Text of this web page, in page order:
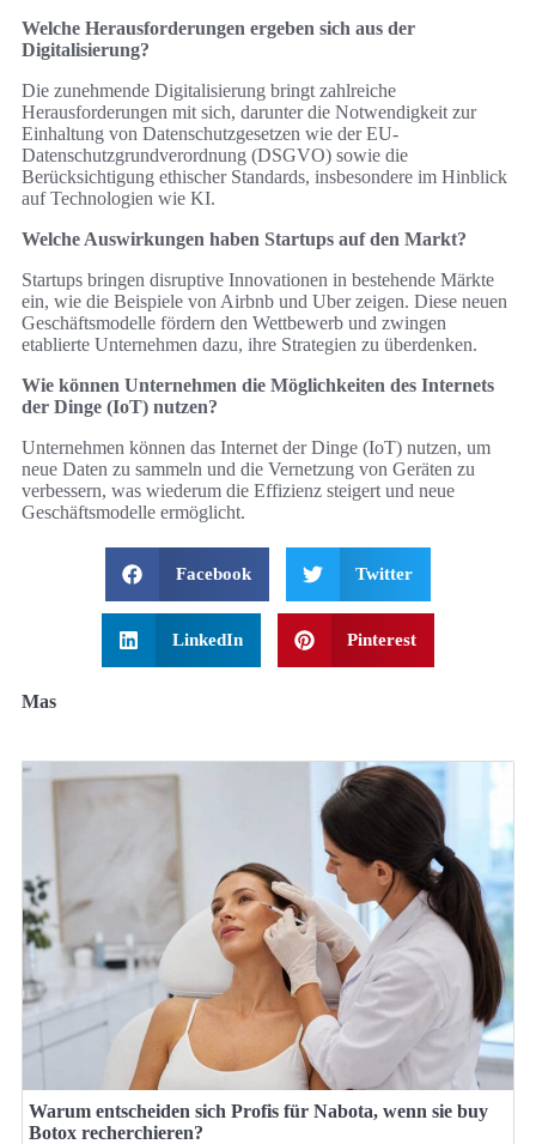
Welche Herausforderungen ergeben sich aus der
Digitalisierung?
Die zunehmende Digitalisierung bringt zahlreiche
Herausforderungen mit sich, darunter die Notwendigkeit zur
Einhaltung von Datenschutzgesetzen wie der EU-
Datenschutzgrundverordnung (DSGVO) sowie die
Berücksichtigung ethischer Standards, insbesondere im Hinblick
auf Technologien wie KI.
Welche Auswirkungen haben Startups auf den Markt?
Startups bringen disruptive Innovationen in bestehende Märkte
ein, wie die Beispiele von Airbnb und Uber zeigen. Diese neuen
Geschäftsmodelle fördern den Wettbewerb und zwingen
etablierte Unternehmen dazu, ihre Strategien zu überdenken.
Wie können Unternehmen die Möglichkeiten des Internets
der Dinge (IoT) nutzen?
Unternehmen können das Internet der Dinge (IoT) nutzen, um
neue Daten zu sammeln und die Vernetzung von Geräten zu
verbessern, was wiederum die Effizienz steigert und neue
Geschäftsmodelle ermöglicht.
Facebook Twitter
LinkedIn Pinterest
Mas
Warum entscheiden sich Profis für Nabota, wenn sie buy
Botox recherchieren?